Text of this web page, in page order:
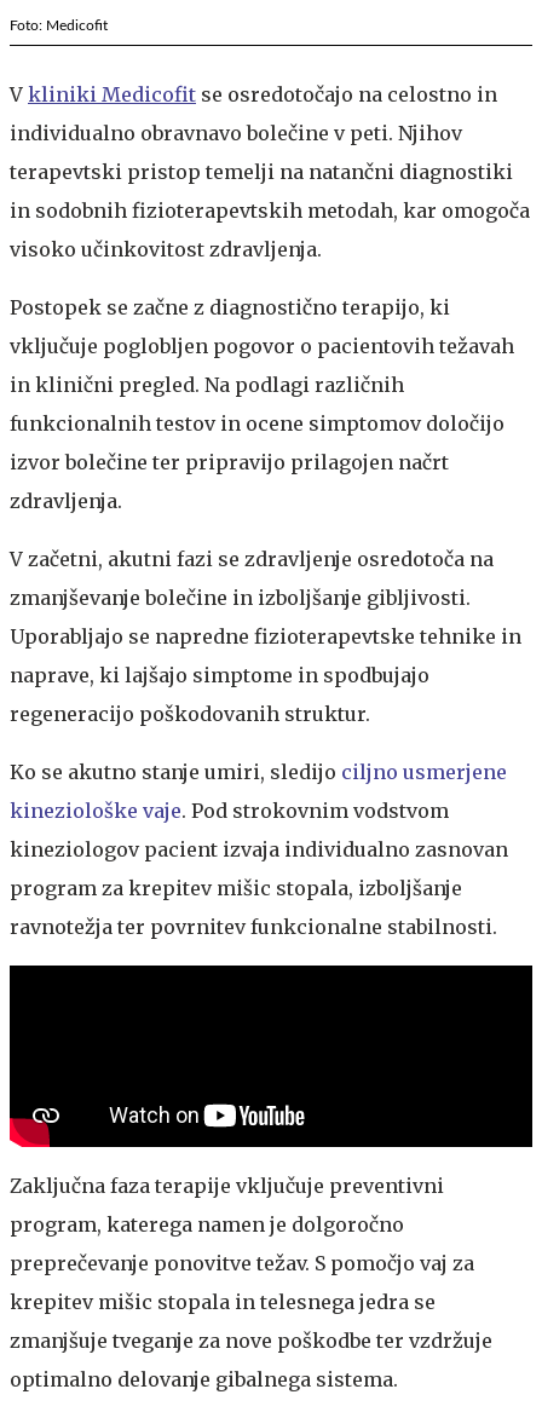
Foto: Medicofit
V kliniki Medicofit se osredotočajo na celostno in
individualno obravnavo bolečine v peti. Njihov
terapevtski pristop temelji na natančni diagnostiki
in sodobnih fizioterapevtskih metodah, kar omogoča
visoko učinkovitost zdravljenja.
Postopek se začne z diagnostično terapijo, ki
vključuje poglobljen pogovor o pacientovih težavah
in klinični pregled. Na podlagi različnih
funkcionalnih testov in ocene simptomov določijo
izvor bolečine ter pripravijo prilagojen načrt
zdravljenja.
V začetni, akutni fazi se zdravljenje osredotoča na
zmanjševanje bolečine in izboljšanje gibljivosti.
Uporabljajo se napredne fizioterapevtske tehnike in
naprave, ki lajšajo simptome in spodbujajo
regeneracijo poškodovanih struktur.
Ko se akutno stanje umiri, sledijo ciljno usmerjene
kineziološke vaje. Pod strokovnim vodstvom
kineziologov pacient izvaja individualno zasnovan
program za krepitev mišic stopala, izboljšanje
ravnotežja ter povrnitev funkcionalne stabilnosti.
Zaključna faza terapije vključuje preventivni
program, katerega namen je dolgoročno
preprečevanje ponovitve težav. S pomočjo vaj za
krepitev mišic stopala in telesnega jedra se
zmanjšuje tveganje za nove poškodbe ter vzdržuje
optimalno delovanje gibalnega sistema.